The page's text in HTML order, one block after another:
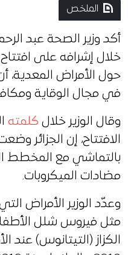
الملخص
أكد وزير الصحة عبد
خلال إشرافه على
حول الأمراض المعدية،
في مجال الوقاية
وقال الوزير خلال كلمته
الافتتاح، إن الجزائر
بالتماشي مع المخطط
مضادات الميكروبات.
وعدّد الوزير الأمراض
الكزاز (التيتانوس) عند